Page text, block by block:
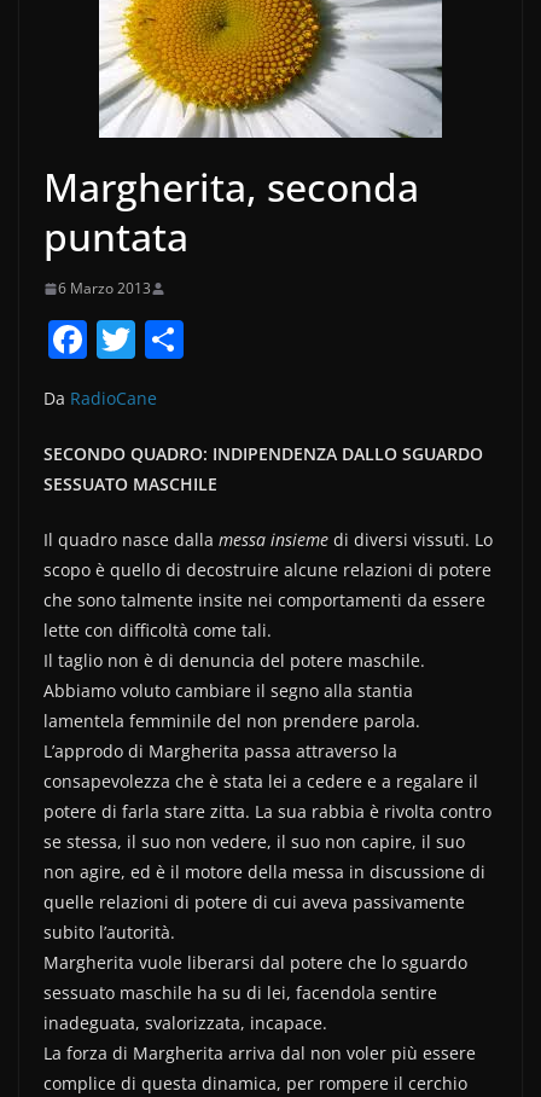
Margherita, seconda
puntata
6 Marzo 2013
F
a
c
e
b
o
o
k
T
itt
er di
vi
di
Da RadioCane
SECONDO QUADRO: INDIPENDENZA DALLO SGUARDO
SESSUATO MASCHILE
Il quadro nasce dalla messa insieme di diversi vissuti. Lo
scopo è quello di decostruire alcune relazioni di potere
che sono talmente insite nei comportamenti da essere
lette con difficoltà come tali.
Il taglio non è di denuncia del potere maschile.
Abbiamo voluto cambiare il segno alla stantia
lamentela femminile del non prendere parola.
L’approdo di Margherita passa attraverso la
consapevolezza che è stata lei a cedere e a regalare il
potere di farla stare zitta. La sua rabbia è rivolta contro
se stessa, il suo non vedere, il suo non capire, il suo
non agire, ed è il motore della messa in discussione di
quelle relazioni di potere di cui aveva passivamente
subito l’autorità.
Margherita vuole liberarsi dal potere che lo sguardo
sessuato maschile ha su di lei, facendola sentire
inadeguata, svalorizzata, incapace.
La forza di Margherita arriva dal non voler più essere
complice di questa dinamica, per rompere il cerchio